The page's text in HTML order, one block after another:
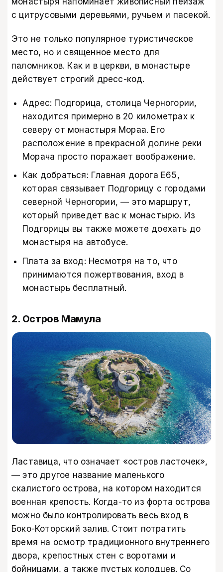
с цитрусовыми деревьями, ручьем и пасекой.
Это не только популярное туристическое
место, но и священное место для
паломников. Как и в церкви, в монастыре
действует строгий дресс-код.
Адрес: Подгорица, столица Черногории,
находится примерно в 20 километрах к
северу от монастыря Мораа. Его
расположение в прекрасной долине реки
Морача просто поражает воображение.
Как добраться: Главная дорога E65,
которая связывает Подгорицу с городами
северной Черногории, — это маршрут,
который приведет вас к монастырю. Из
Подгорицы вы также можете доехать до
монастыря на автобусе.
Плата за вход: Несмотря на то, что
принимаются пожертвования, вход в
монастырь бесплатный.
2. Остров Мамула
Ластавица, что означает «остров ласточек»,
— это другое название маленького
скалистого острова, на котором находится
военная крепость. Когда-то из форта острова
можно было контролировать весь вход в
Боко-Которский залив. Стоит потратить
время на осмотр традиционного внутреннего
двора, крепостных стен с воротами и
бойницами, а также пустых колодцев. Со